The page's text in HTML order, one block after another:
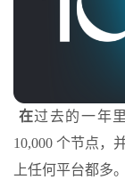
‍ 在过去的一年
10,000 个节点
上任何平台都多。